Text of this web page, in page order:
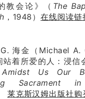
教会论》（ The
，1948）在线阅读链
G. 海金（Michael
站着所爱的人：浸信
Amidst Us Our
Sacrament
莱克斯汉姆出版社购